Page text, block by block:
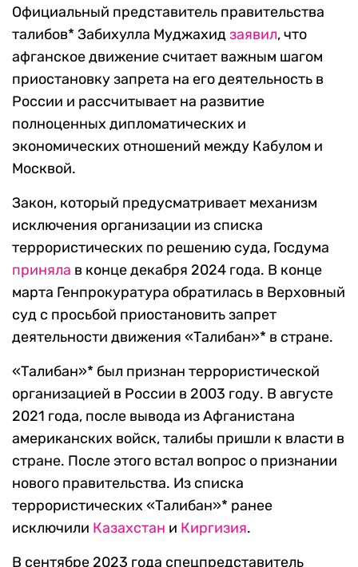
Официальный представитель правительства
талибов* Забихулла Муджахидзаявил, что
афганское движение считает важным шагом
приостановку запрета на его деятельность в
России и рассчитывает на развитие
полноценных дипломатических и
экономических отношений между Кабулом и
Москвой.
Закон, который предусматривает механизм
исключения организации из списка
террористических по решению суда, Госдума
приняла в конце декабря 2024 года. В конце
марта Генпрокуратура обратилась в Верховный
суд с просьбой приостановить запрет
деятельности движения «Талибан»* в стране.
«Талибан»* был признан террористической
организацией в России в 2003 году. В августе
2021 года, после вывода из Афганистана
американских войск, талибы пришли к власти в
стране. После этого встал вопрос о признании
нового правительства. Из списка
террористических «Талибан»* ранее
исключили Казахстан и Киргизия.
В сентябре 2023 года спецпредставитель